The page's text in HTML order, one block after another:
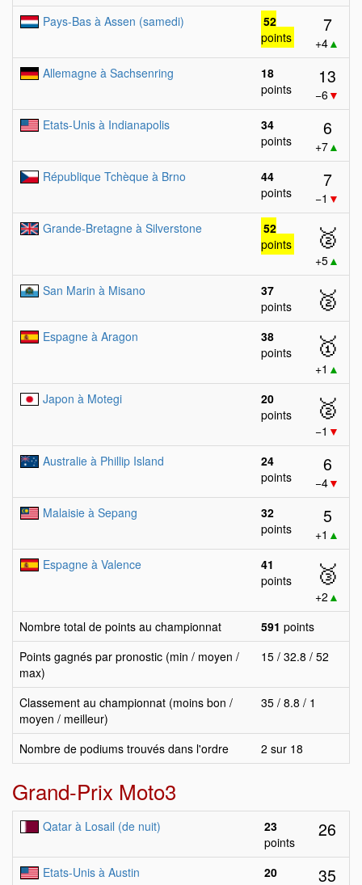
Pays-Bas à Assen (samedi)
52
points
7
+4▲
Allemagne à Sachsenring
18
points
13
−6▼
Etats-Unis à Indianapolis
34
points
6
+7▲
République Tchèque à Brno
44
points
7
−1 ▼
Grande-Bretagne à Silverstone
52
points
🥈
+5▲
San Marin à Misano
37
points
🥈
Espagne à Aragon
38
points
🥇
+1 ▲
Japon à Motegi
20
points
🥈
−1 ▼
Australie à Phillip Island
24
points
6
−4▼
Malaisie à Sepang
32
points
5
+1 ▲
Espagne à Valence
41
points
🥉
+2 ▲
Nombre total de points au championnat
591 points
Points gagnés par pronostic (min / moyen /
max)
15 / 32.8 / 52
Classement au championnat (moins bon /
moyen / meilleur)
35 / 8.8 / 1
Nombre de podiums trouvés dans l'ordre 2 sur 18
Grand-Prix Moto3
Qatar à Losail (de nuit)
23
points
26
Etats-Unis à Austin
20
35